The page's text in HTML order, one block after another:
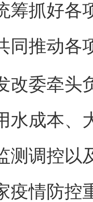
筹抓好各
同推动各
委牵头负
水成本、
测调控以
疫情防控